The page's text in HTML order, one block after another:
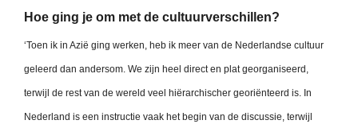
Hoe ging je om met de cultuurverschillen?
‘Toen ik in Azië ging werken, heb ik meer van de Nederlandse cultuur
geleerd dan andersom. We zijn heel direct en plat georganiseerd,
terwijl de rest van de wereld veel hiërarchischer georiënteerd is. In
Nederland is een instructie vaak het begin van de discussie, terwijl